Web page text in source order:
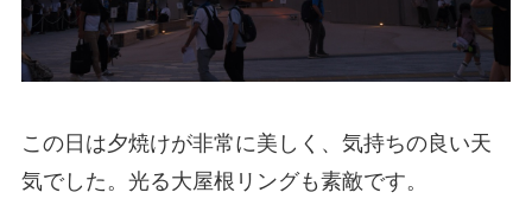
この日は夕焼けが非常に美しく、気持ちの良い天
気でした。光る大屋根リングも素敵です。